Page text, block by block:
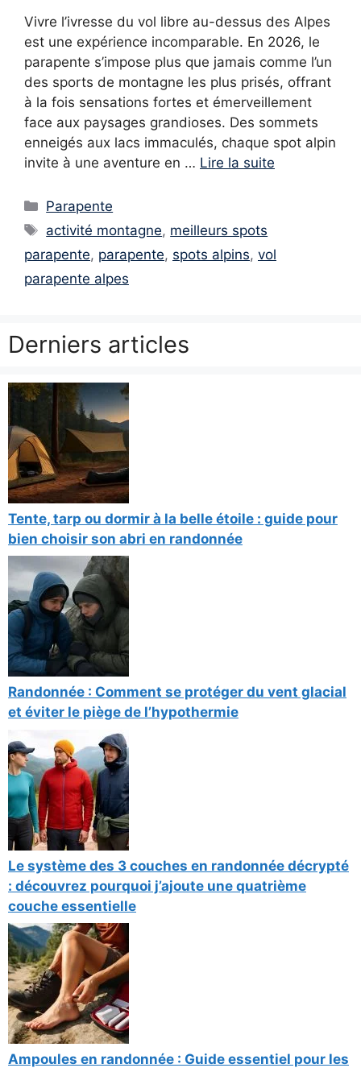
Vivre l’ivresse du vol libre au-dessus des Alpes
est une expérience incomparable. En 2026, le
parapente s’impose plus que jamais comme l’un
des sports de montagne les plus prisés, offrant
à la fois sensations fortes et émerveillement
face aux paysages grandioses. Des sommets
enneigés aux lacs immaculés, chaque spot alpin
invite à une aventure en … Lire la suite
Catégories
Parapente
Étiquettes
activité montagne, meilleurs spots
parapente, parapente, spots alpins, vol
parapente alpes
Derniers articles
Tente, tarp ou dormir à la belle étoile : guide pour
bien choisir son abri en randonnée
Randonnée : Comment se protéger du vent glacial
et éviter le piège de l’hypothermie
Le système des 3 couches en randonnée décrypté
: découvrez pourquoi j’ajoute une quatrième
couche essentielle
Ampoules en randonnée : Guide essentiel pour les